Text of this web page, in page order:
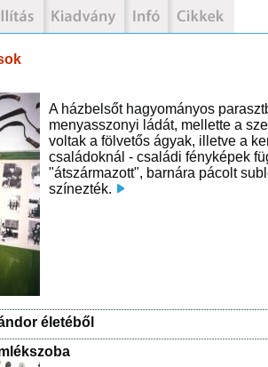
A házbelsőt hagyományos
menyasszonyi ládát, mellette a
voltak a fölvetős ágyak, illetve a
családoknál - családi fényképek
"átszármazott", barnára pácolt
színezték.
életéből